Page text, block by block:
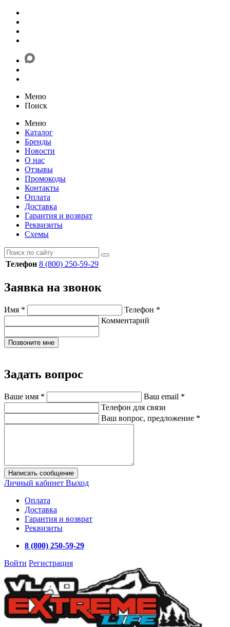
Меню
Поиск
Меню
Каталог
Бренды
Новости
О нас
Отзывы
Промокоды
Контакты
Оплата
Доставка
Гарантия и возврат
Реквизиты
Схемы
Телефон 8 (800) 250-59-29
Заявка на звонок
Имя * Телефон *
Комментарий
Позвоните мне
Задать вопрос
Ваше имя * Ваш email *
Телефон для связи
Ваш вопрос, предложение *
Написать сообщение
Личный кабинет Выход
Оплата
Доставка
Гарантия и возврат
Реквизиты
8 (800) 250-59-29
Войти Регистрация